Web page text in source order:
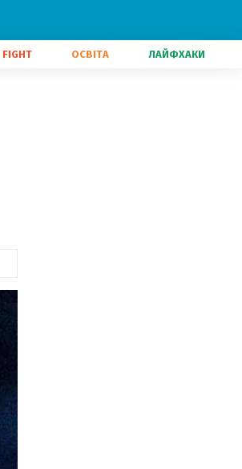
FIGHT ОСВІТА ЛАЙФХАКИ